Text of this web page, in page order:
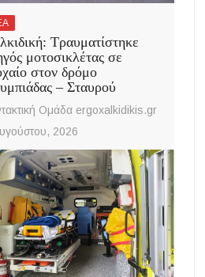
Τραυματίστηκε
μοτοσικλέτας σε
στον δρόμο
– Σταυρού
Ομάδα ergoxalkidikis.gr
2026